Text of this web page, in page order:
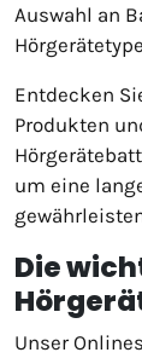
Auswahl an
Entdecken
Produkten
um eine
Die
Unser